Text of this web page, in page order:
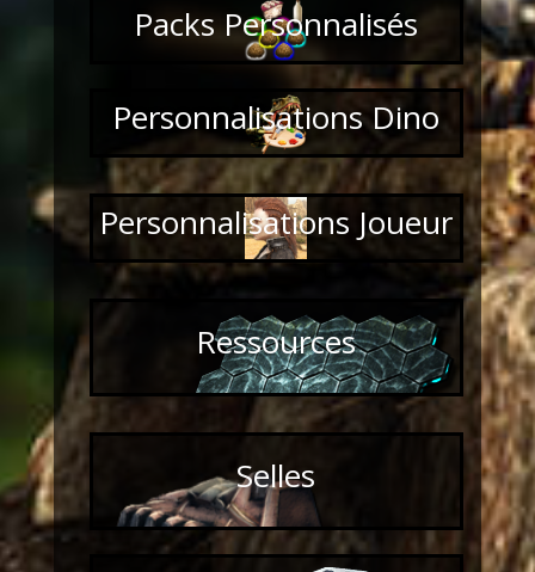
Packs Personnalisés
Personnalisations Dino
Personnalisations Joueur
Ressources
Selles